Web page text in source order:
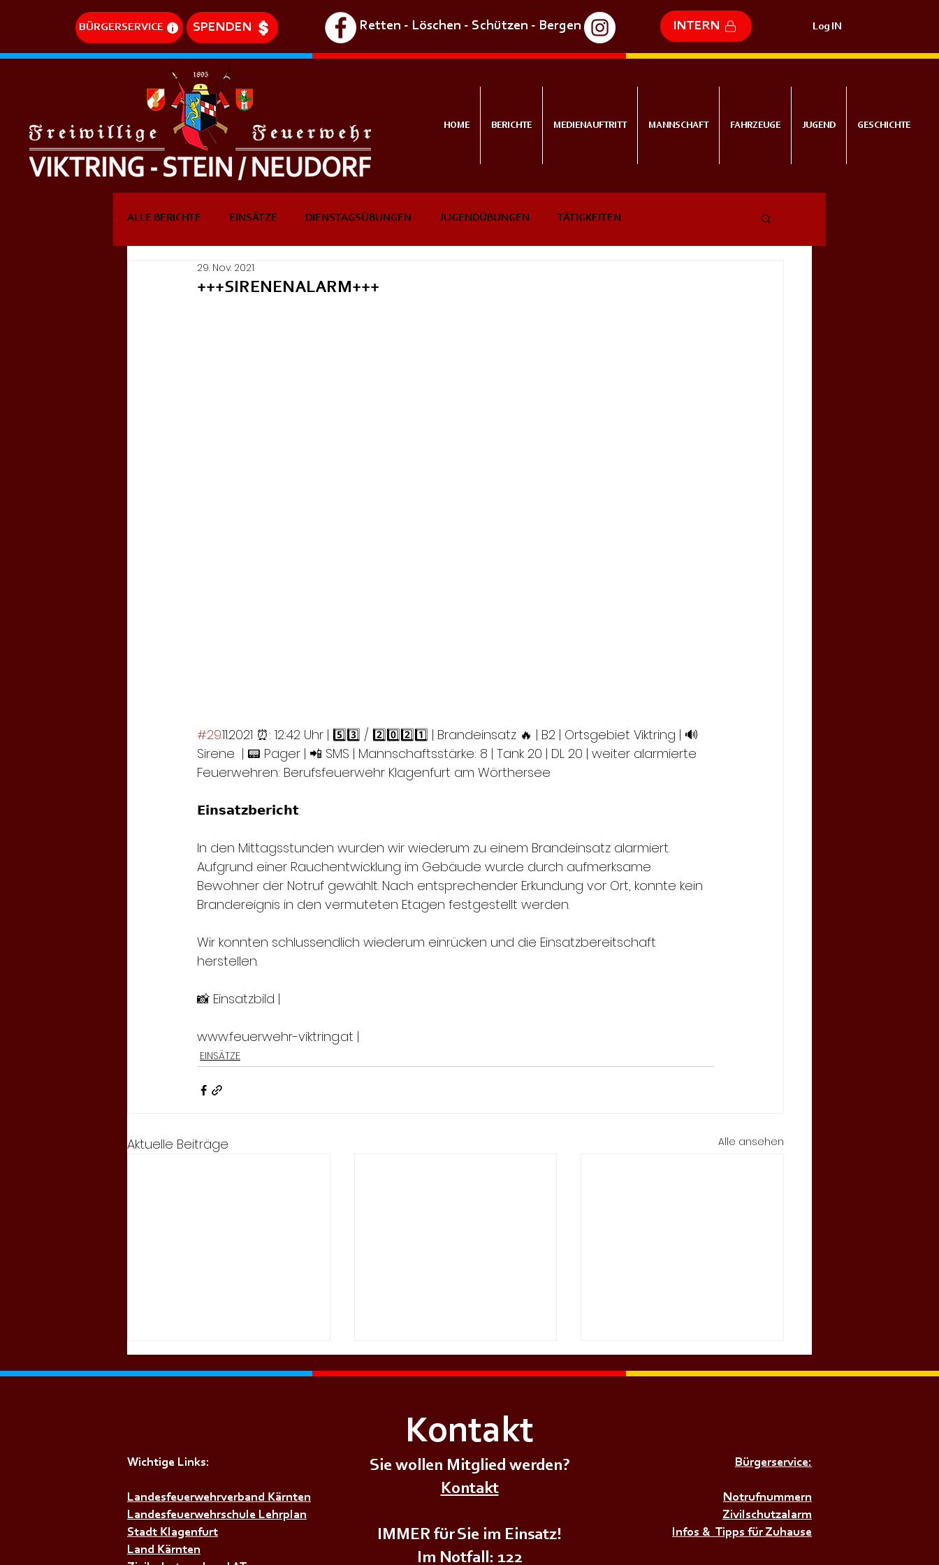
BÜRGERSERVICE SPENDEN Retten - Löschen - Schützen - Bergen INTERN Log IN
ALLE BERICHTE EINSÄTZE DIENSTAGSÜBUNGEN JUGENDÜBUNGEN TÄTIGKEITEN
DREHLEITEREINSÄTZE
+++SIRENENALARM+++
29. Nov. 2021
#29.11.2021 ⏰: 12:42 Uhr | 5️⃣3️⃣ / 2️⃣0️⃣2️⃣1️⃣ | Brandeinsatz 🔥 | B2 | Ortsgebiet Viktring | 🔊
Sirene  | 📟 Pager | 📲 SMS | Mannschaftsstärke: 8 | Tank 20 | DL 20 | weiter alarmierte
Feuerwehren: Berufsfeuerwehr Klagenfurt am Wörthersee
𝗘𝗶𝗻𝘀𝗮𝘁𝘇𝗯𝗲𝗿𝗶𝗰𝗵𝘁:
In den Mittagsstunden wurden wir wiederum zu einem Brandeinsatz alarmiert.
Aufgrund einer Rauchentwicklung im Gebäude wurde durch aufmerksame
Bewohner der Notruf gewählt. Nach entsprechender Erkundung vor Ort, konnte kein
Brandereignis in den vermuteten Etagen festgestellt werden.
Wir konnten schlussendlich wiederum einrücken und die Einsatzbereitschaft
herstellen.
📸 Einsatzbild |
www.feuerwehr-viktring.at |
EINSÄTZE
Aktuelle Beiträge Alle ansehen
+++𝗦𝗜𝗥𝗘𝗡𝗘𝗡𝗔𝗟𝗔𝗥𝗠+++ +++𝗦𝗜𝗥𝗘𝗡𝗘𝗡𝗔𝗟𝗔𝗥𝗠+++
HOME BERICHTE MEDIENAUFTRITT MANNSCHAFT FAHRZEUGE JUGEND GESCHICHTE
Kontakt
Wichtige Links:
Landesfeuerwehrverband Kärnten
Landesfeuerwehrschule Lehrplan
Stadt Klagenfurt
Land Kärnten
Sie wollen Mitglied werden?
Kontakt
IMMER für Sie im Einsatz!
Im Notfall: 122
Bürgerservice:
Notrufnummern
Zivilschutzalarm
Infos & Tipps für Zuhause